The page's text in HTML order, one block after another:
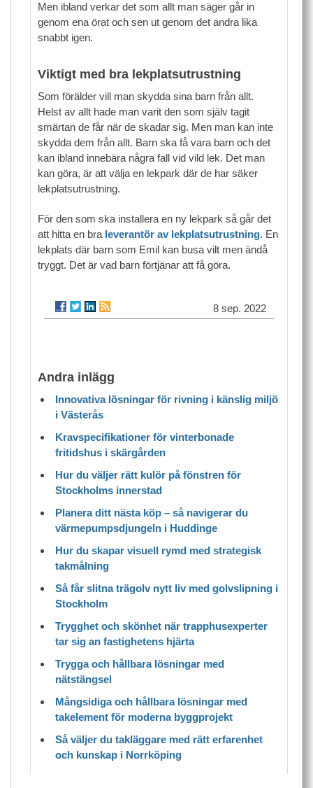
Men ibland verkar det som allt man säger går in
genom ena örat och sen ut genom det andra lika
snabbt igen.
Viktigt med bra lekplatsutrustning
Som förälder vill man skydda sina barn från allt.
Helst av allt hade man varit den som själv tagit
smärtan de får när de skadar sig. Men man kan inte
skydda dem från allt. Barn ska få vara barn och det
kan ibland innebära några fall vid vild lek. Det man
kan göra, är att välja en lekpark där de har säker
lekplatsutrustning.
För den som ska installera en ny lekpark så går det
att hitta en bra leverantör av lekplatsutrustning. En
lekplats där barn som Emil kan busa vilt men ändå
tryggt. Det är vad barn förtjänar att få göra.
8 sep. 2022
Andra inlägg
Innovativa lösningar för rivning i känslig miljö
i Västerås
Kravspecifikationer för vinterbonade
fritidshus i skärgården
Hur du väljer rätt kulör på fönstren för
Stockholms innerstad
Planera ditt nästa köp – så navigerar du
värmepumpsdjungeln i Huddinge
Hur du skapar visuell rymd med strategisk
takmålning
Så får slitna trägolv nytt liv med golvslipning i
Stockholm
Trygghet och skönhet när trapphusexperter
tar sig an fastighetens hjärta
Trygga och hållbara lösningar med
nätstängsel
Mångsidiga och hållbara lösningar med
takelement för moderna byggprojekt
Så väljer du takläggare med rätt erfarenhet
och kunskap i Norrköping